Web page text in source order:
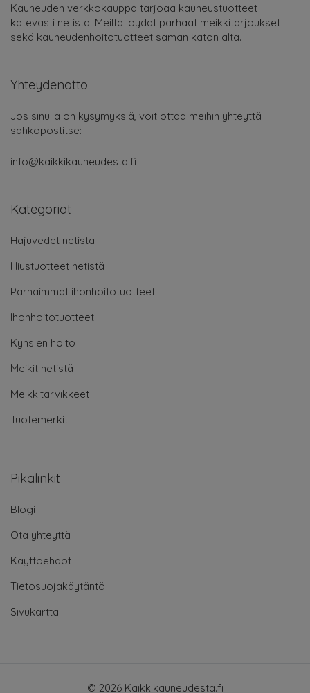
Kauneuden verkkokauppa tarjoaa kauneustuotteet
kätevästi netistä. Meiltä löydät parhaat meikkitarjoukset
sekä kauneudenhoitotuotteet saman katon alta.
Yhteydenotto
Jos sinulla on kysymyksiä, voit ottaa meihin yhteyttä
sähköpostitse:
info@kaikkikauneudesta.fi
Kategoriat
Hajuvedet netistä
Hiustuotteet netistä
Parhaimmat ihonhoitotuotteet
Ihonhoitotuotteet
Kynsien hoito
Meikit netistä
Meikkitarvikkeet
Tuotemerkit
Pikalinkit
Blogi
Ota yhteyttä
Käyttöehdot
Tietosuojakäytäntö
Sivukartta
© 2026 Kaikkikauneudesta.fi